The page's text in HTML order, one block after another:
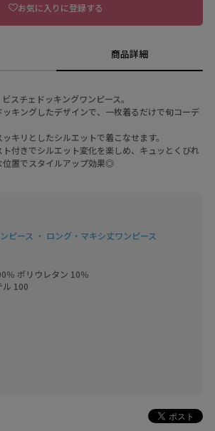
お気に入りに登録する
商品詳細
スチェドッキングワンピース。
ッキングしたデザインで、一枚着るだけで旬コーデ
キリとしたシルエットで着こなせます。
付きでシルエット変化を楽しめ、キュッとくびれ
位置でスタイルアップ効果◎
ピース ・ ロング・マキシ丈ワンピース
％ ポリウレタン 10％
ル 100